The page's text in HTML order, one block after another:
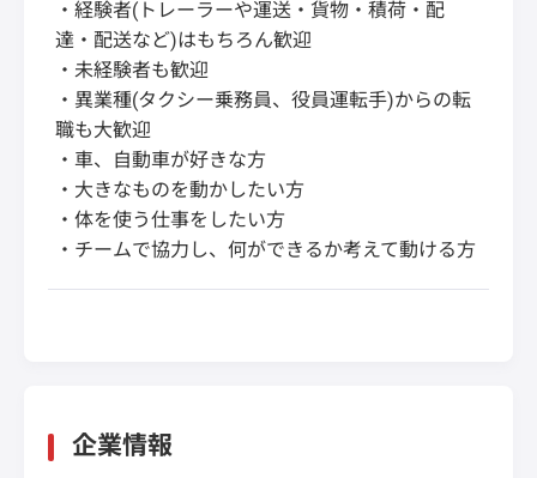
・経験者(トレーラーや運送・貨物・積荷・配
達・配送など)はもちろん歓迎
・未経験者も歓迎
・異業種(タクシー乗務員、役員運転手)からの転
職も大歓迎
・車、自動車が好きな方
・大きなものを動かしたい方
・体を使う仕事をしたい方
・チームで協力し、何ができるか考えて動ける方
企業情報